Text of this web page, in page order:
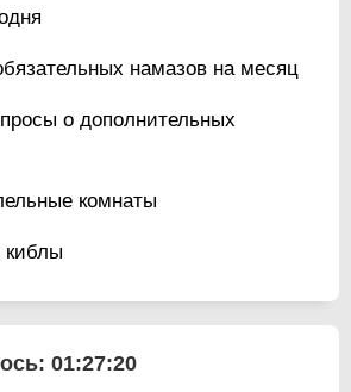
намазов на месяц
о дополнительных
комнаты
киблы
01:27:19